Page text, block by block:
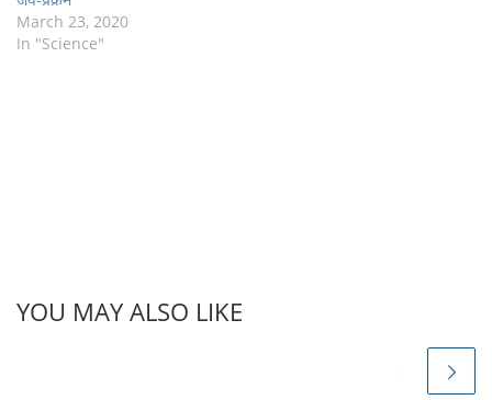
March 23, 2020
In "Science"
YOU MAY ALSO LIKE